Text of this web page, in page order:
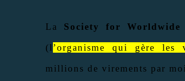
La Society for Worldwide
(l’organisme qui gère les
millions de virements par